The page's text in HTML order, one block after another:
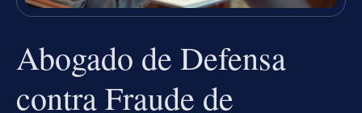
Abogado de Defensa
contra Fraude de